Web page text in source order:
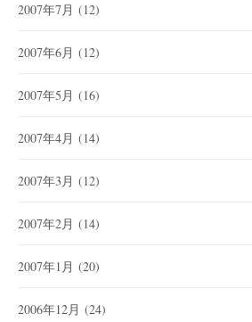
2007年7月 (12)
2007年6月 (12)
2007年5月 (16)
2007年4月 (14)
2007年3月 (12)
2007年2月 (14)
2007年1月 (20)
2006年12月 (24)